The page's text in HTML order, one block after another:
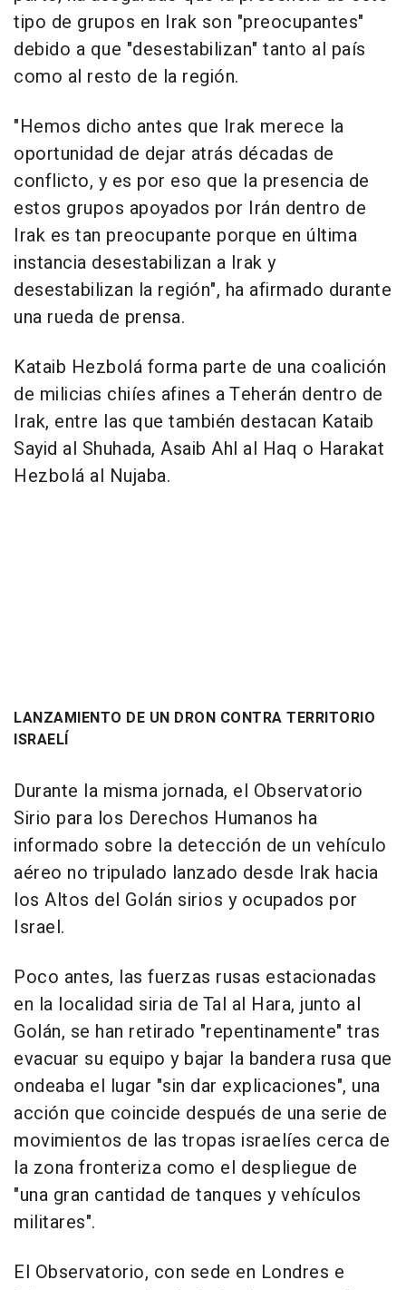
tipo de grupos en Irak son "preocupantes"
debido a que "desestabilizan" tanto al país
como al resto de la región.
"Hemos dicho antes que Irak merece la
oportunidad de dejar atrás décadas de
conflicto, y es por eso que la presencia de
estos grupos apoyados por Irán dentro de
Irak es tan preocupante porque en última
instancia desestabilizan a Irak y
desestabilizan la región", ha afirmado durante
una rueda de prensa.
Kataib Hezbolá forma parte de una coalición
de milicias chiíes afines a Teherán dentro de
Irak, entre las que también destacan Kataib
Sayid al Shuhada, Asaib Ahl al Haq o Harakat
Hezbolá al Nujaba.
LANZAMIENTO DE UN DRON CONTRA TERRITORIO
ISRAELÍ
Durante la misma jornada, el Observatorio
Sirio para los Derechos Humanos ha
informado sobre la detección de un vehículo
aéreo no tripulado lanzado desde Irak hacia
los Altos del Golán sirios y ocupados por
Israel.
Poco antes, las fuerzas rusas estacionadas
en la localidad siria de Tal al Hara, junto al
Golán, se han retirado "repentinamente" tras
evacuar su equipo y bajar la bandera rusa que
ondeaba el lugar "sin dar explicaciones", una
acción que coincide después de una serie de
movimientos de las tropas israelíes cerca de
la zona fronteriza como el despliegue de
"una gran cantidad de tanques y vehículos
militares".
El Observatorio, con sede en Londres e